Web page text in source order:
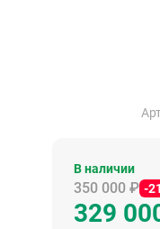
В наличии
350 000 ₽ -
329